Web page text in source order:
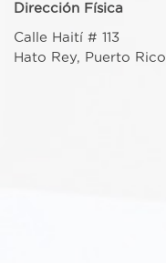
Dirección Física
Calle Haití # 113
Hato Rey, Puerto Rico